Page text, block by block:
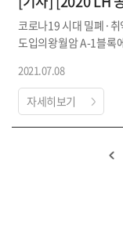
코로나19 시대 밀폐·
도입의왕월암 A-1블록
2021.07.08
자세히보기